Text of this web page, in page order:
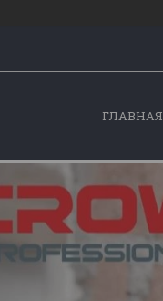
ГЛАВНАЯ